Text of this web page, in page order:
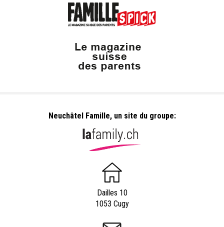
Neuchâtel Famille, un site du groupe:
Dailles 10
1053 Cugy